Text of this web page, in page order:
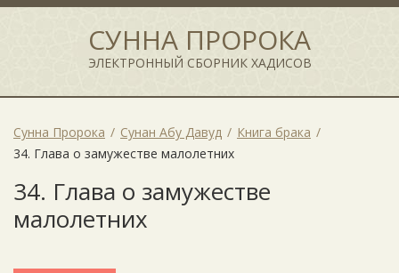
СУННА ПРОРОКА
ЭЛЕКТРОННЫЙ СБОРНИК ХАДИСОВ
Сунна Пророка Сунан Абу Давуд
Книга брака
34. Глава о замужестве малолетних
34. Глава о замужестве
малолетних